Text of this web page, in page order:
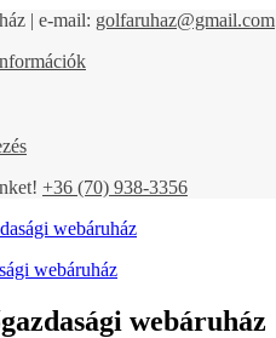
| e-mail: golfaruhaz@gmail.com
+36 (70) 938-3356
webáruház
webáruház